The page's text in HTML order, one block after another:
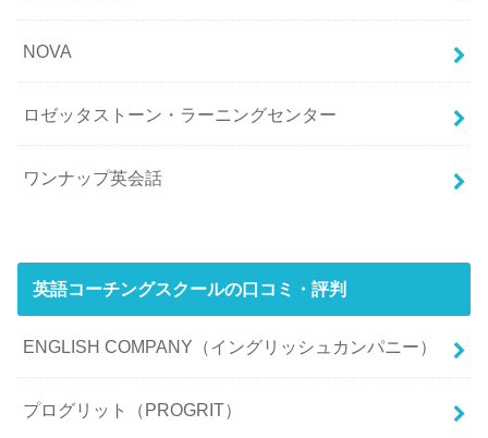
NOVA
ロゼッタストーン・ラーニングセンター
ワンナップ英会話
英語コーチングスクールの口コミ・評判
ENGLISH COMPANY（イングリッシュカンパニー）
プログリット（PROGRIT）